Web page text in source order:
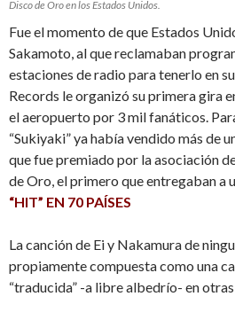
Disco de Oro en los Estados Unidos.
Fue el momento de que Estados
Sakamoto, al que reclamaban
estaciones de radio para tenerlo en
Records le organizó su primera gira
el aeropuerto por 3 mil fanáticos.
“Sukiyaki” ya había vendido más de
que fue premiado por la asociación
de Oro, el primero que entregaban a
“HIT” EN 70 PAÍSES
La canción de Ei y Nakamura de
propiamente compuesta como una
“traducida” -a libre albedrío- en otras